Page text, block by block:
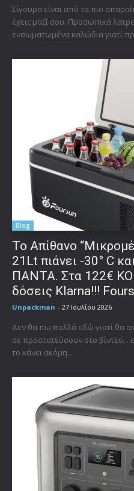
Σίγουρα είναι από τα πιο
έχεις μαζί σου. Προσωπικά
ενσωματωμένα καλώδια γιατί
Blog
Το Απίθανο
21Lt πιάνει -30° C
ΠΑΝΤΑ. Στα 122€
δόσεις Klarna!!!
Unpackman - 27 Ιουλίου 2026
Δεν θα πω πολλά εδώ γιατί θα
σε προστατεύσουν στο βίντεο...
το κάνει ακόμη...